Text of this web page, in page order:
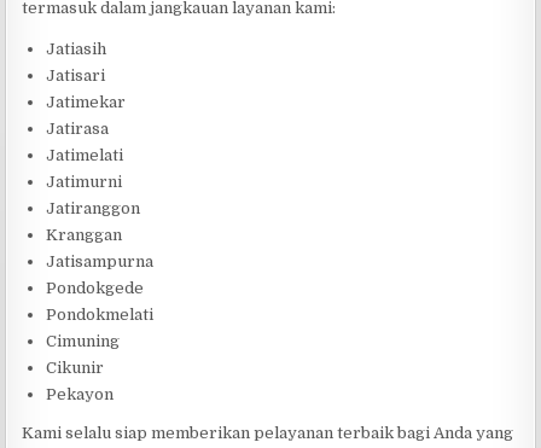
termasuk dalam jangkauan layanan kami:
Jatiasih
Jatisari
Jatimekar
Jatirasa
Jatimelati
Jatimurni
Jatiranggon
Kranggan
Jatisampurna
Pondokgede
Pondokmelati
Cimuning
Cikunir
Pekayon
Kami selalu siap memberikan pelayanan terbaik bagi Anda yang